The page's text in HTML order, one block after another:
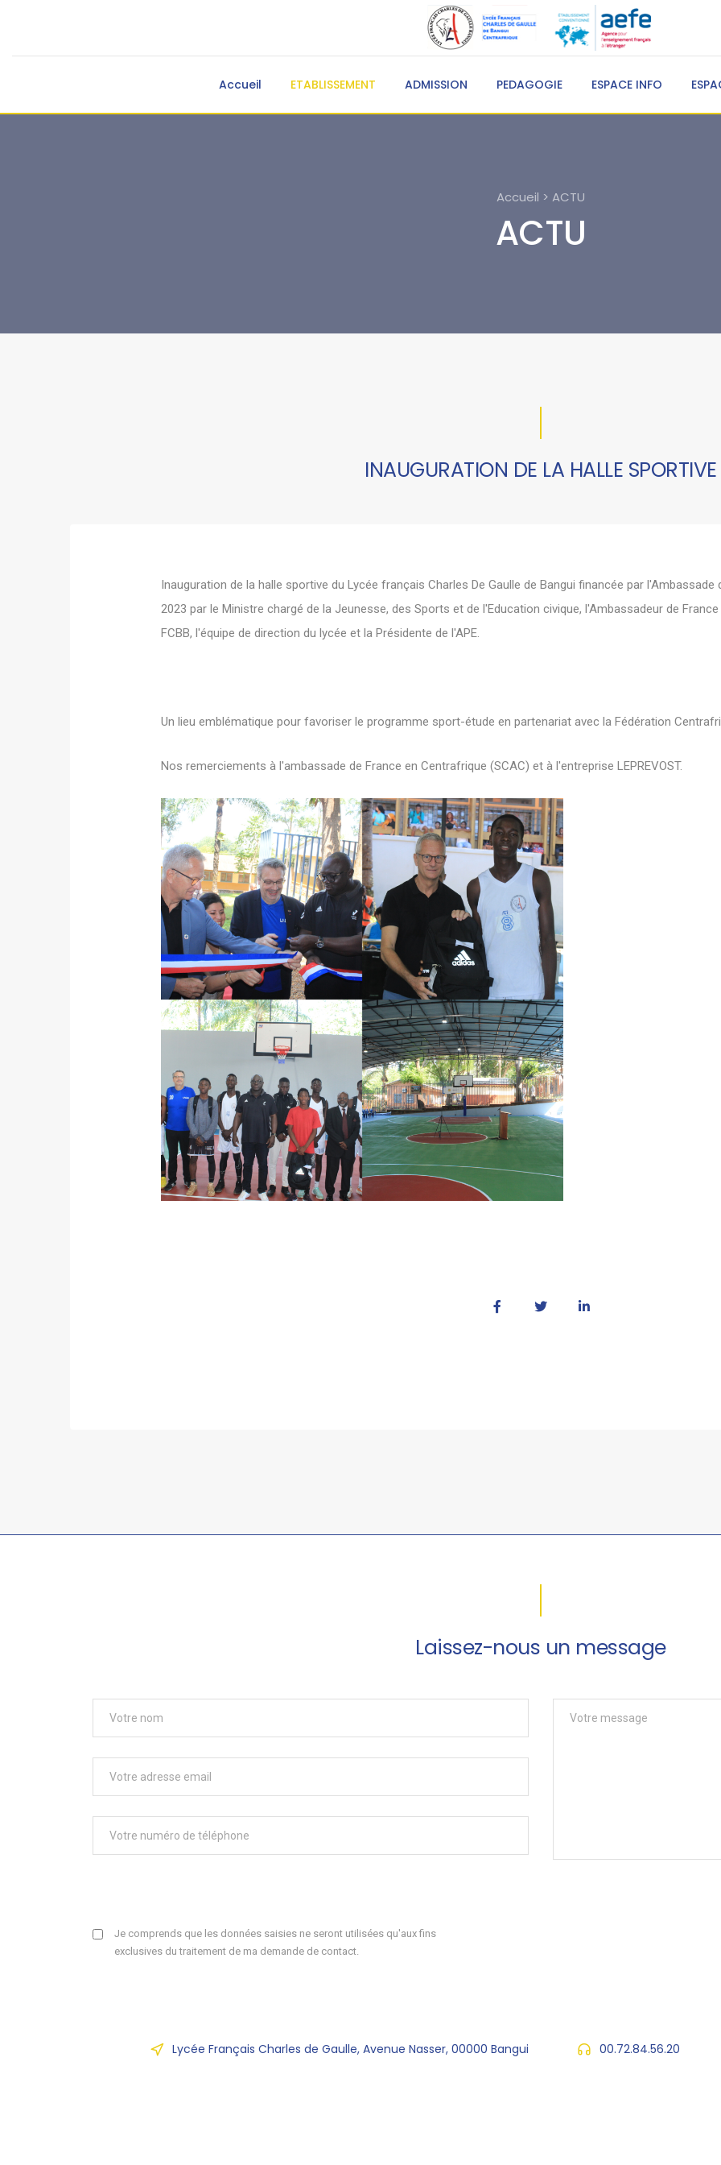
Accueil ETABLISSEMENT ADMISSION PEDAGOGIE ESPACE INFO
Accueil > ACTU
ACTU
INAUGURATION DE LA HALLE SPORTIVE
Inauguration de la halle sportive du Lycée français Charles De Gaulle de Bangui financée par l'Ambassade
2023 par le Ministre chargé de la Jeunesse, des Sports et de l'Education civique, l'Ambassadeur de
FCBB, l'équipe de direction du lycée et la Présidente de l'APE.
Un lieu emblématique pour favoriser le programme sport-étude en partenariat avec la Fédération
Nos remerciements à l'ambassade de France en Centrafrique (SCAC) et à l'entreprise LEPREVOST.
Laissez-nous un message
Je comprends que les données saisies ne seront utilisées qu'aux fins
exclusives du traitement de ma demande de contact.
Lycée Français Charles de Gaulle, Avenue Nasser, 00000 Bangui 00.72.84.56.20